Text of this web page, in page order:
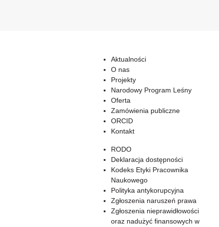
Aktualności
O nas
Projekty
Narodowy Program Leśny
Oferta
Zamówienia publiczne
ORCID
Kontakt
RODO
Deklaracja dostępności
Kodeks Etyki Pracownika
Naukowego
Polityka antykorupcyjna
Zgłoszenia naruszeń prawa
Zgłoszenia nieprawidłowości
oraz nadużyć finansowych w